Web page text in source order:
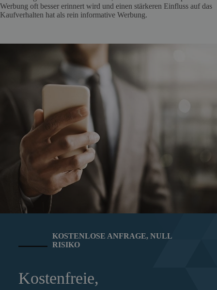
Werbung oft besser erinnert wird und einen stärkeren Einfluss auf das
Kaufverhalten hat als rein informative Werbung.
KOSTENLOSE ANFRAGE, NULL
RISIKO
Kostenfreie,